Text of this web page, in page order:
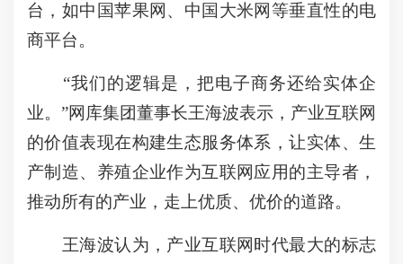
台，如中国苹果网、中国大米网等垂直性的电
商平台。
“我们的逻辑是，把电子商务还给实体企
业。”网库集团董事长王海波表示，产业互联网
的价值表现在构建生态服务体系，让实体、生
产制造、养殖企业作为互联网应用的主导者，
推动所有的产业，走上优质、优价的道路。
王海波认为，产业互联网时代最大的标志